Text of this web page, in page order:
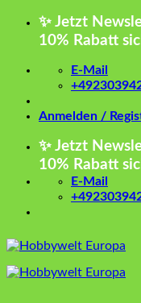
Zum
✨ Jetzt
10% Rabatt
E-Mail
Anmelden /
✨ Jetzt
10% Rabatt
E-Mail